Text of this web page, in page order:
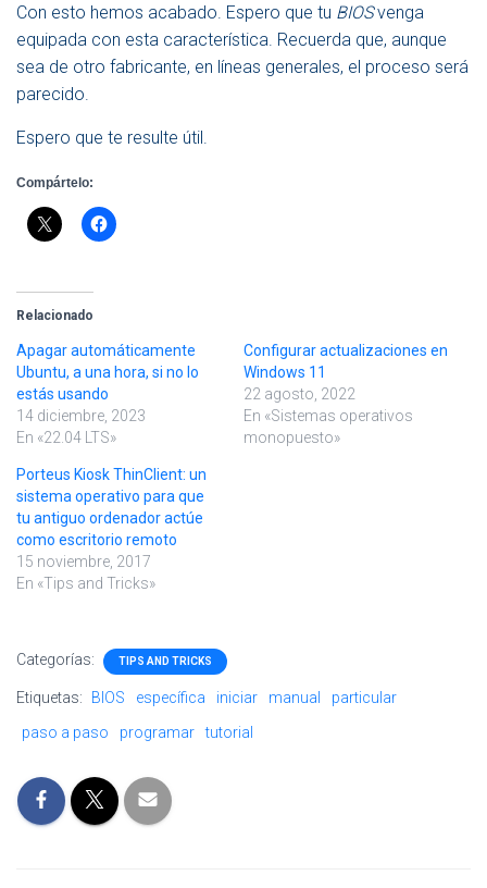
Con esto hemos acabado. Espero que tu BIOSvenga
equipada con esta característica. Recuerda que, aunque
sea de otro fabricante, en líneas generales, el proceso será
parecido.
Espero que te resulte útil.
Compártelo:
Relacionado
Apagar automáticamente
Ubuntu, a una hora, si no lo
estás usando
14 diciembre, 2023
En «22.04 LTS»
Configurar actualizaciones en
Windows 11
22 agosto, 2022
En «Sistemas operativos
monopuesto»
Porteus Kiosk ThinClient: un
sistema operativo para que
tu antiguo ordenador actúe
como escritorio remoto
15 noviembre, 2017
En «Tips and Tricks»
Categorías: TIPS AND TRICKS
Etiquetas: BIOS específica iniciar manual
particular
paso a paso
programar tutorial